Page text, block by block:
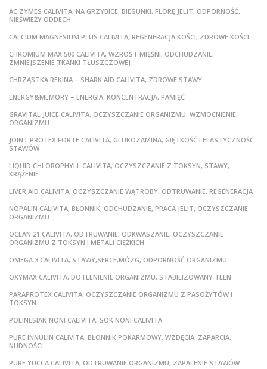
AC ZYMES CALIVITA, NA GRZYBICE, BIEGUNKI, FLORĘ JELIT, ODPORNOŚĆ,
NIEŚWIEŻY ODDECH
CALCIUM MAGNESIUM PLUS CALIVITA, REGENERACJA KOŚCI, ZDROWE KOŚCI
CHROMIUM MAX 500 CALIVITA, WZROST MIĘŚNI, ODCHUDZANIE,
ZMNIEJSZENIE TKANKI TŁUSZCZOWEJ
CHRZĄSTKA REKINA – SHARK AID CALIVITA, ZDROWE STAWY
ENERGY&MEMORY – ENERGIA, KONCENTRACJA, PAMIĘĆ
GRAVITAL JUICE CALIVITA, OCZYSZCZANIE ORGANIZMU, WZMOCNIENIE
ORGANIZMU
JOINT PROTEX FORTE CALIVITA, GLUKOZAMINA, GIĘTKOŚĆ I ELASTYCZNOŚĆ
STAWÓW
LIQUID CHLOROPHYLL CALIVITA, OCZYSZCZANIE Z TOKSYN, STAWY,
KRĄŻENIE
LIVER AID CALIVITA, OCZYSZCZANIE WĄTROBY, ODTRUWANIE, REGENERACJA
NOPALIN CALIVITA, BŁONNIK, ODCHUDZANIE, PRACA JELIT, OCZYSZCZANIE
ORGANIZMU
OCEAN 21 CALIVITA, ODTRUWANIE, ODKWASZANIE, OCZYSZCZANIE
ORGANIZMU Z TOKSYN I METALI CIĘŻKICH
OMEGA 3 CALIVITA, STAWY,SERCE,MÓZG, ODPORNOŚĆ ORGANIZMU
OXYMAX CALIVITA, DOTLENIENIE ORGANIZMU, STABILIZOWANY TLEN
PARAPROTEX CALIVITA, OCZYSZCZANIE ORGANIZMU Z PASOŻYTÓW I
TOKSYN
POLINESIAN NONI CALIVITA, SOK NONI CALIVITA
PURE INNULIN CALIVITA, BŁONNIK POKARMOWY, WZDĘCIA, ZAPARCIA,
NUDNOŚCI
PURE YUCCA CALIVITA, ODTRUWANIE ORGANIZMU, ZAPALENIE STAWÓW